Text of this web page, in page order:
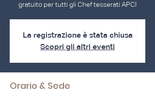
gratuito per tutti gli Chef tesserati APCI
La registrazione è stata chiusa
Scopri gli altri eventi
Orario & Sede